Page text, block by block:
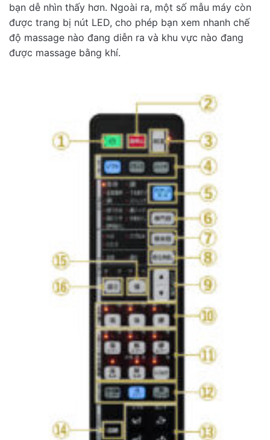
bạn dễ nhìn thấy hơn. Ngoài ra, một số mẫu máy còn
được trang bị nút LED, cho phép bạn xem nhanh chế
độ massage nào đang diễn ra và khu vực nào đang
được massage bằng khí.